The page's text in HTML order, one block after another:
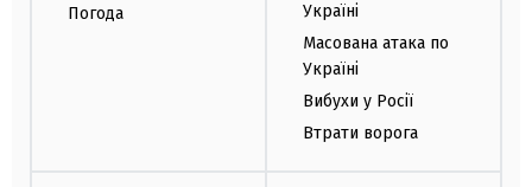
Погода
Україні
Масована атака по
Україні
Вибухи у Росії
Втрати ворога